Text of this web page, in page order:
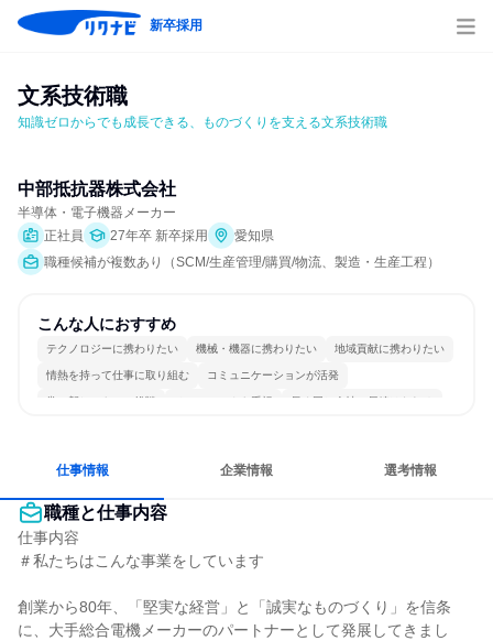
新卒採用
文系技術職
知識ゼロからでも成長できる、ものづくりを支える文系技術職
中部抵抗器株式会社
半導体・電子機器メーカー
正社員
27年卒 新卒採用
愛知県
職種候補が複数あり（SCM/生産管理/購買/物流、製造・生産工程）
こんな人におすすめ
テクノロジーに携わりたい 機械・機器に携わりたい 地域貢献に携わりたい
情熱を持って仕事に取り組む コミュニケーションが活発
常に新しいものに挑戦 チームワークを重視 長く同じ会社に居続けられる
仕事情報 企業情報 選考情報
職種と仕事内容
仕事内容
＃私たちはこんな事業をしています
創業から80年、「堅実な経営」と「誠実なものづくり」を信条
に、大手総合電機メーカーのパートナーとして発展してきまし